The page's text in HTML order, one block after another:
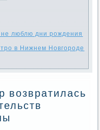
люблю дни рождения
в Нижнем Новгороде
возвратилась